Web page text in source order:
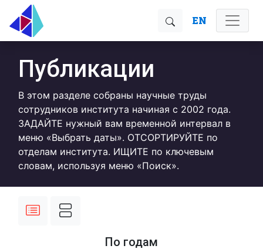
EN
Публикации
В этом разделе собраны научные труды
сотрудников института начиная с 2002 года.
ЗАДАЙТЕ нужный вам временной интервал в
меню «Выбрать даты». ОТСОРТИРУЙТЕ по
отделам института. ИЩИТЕ по ключевым
словам, используя меню «Поиск».
По годам